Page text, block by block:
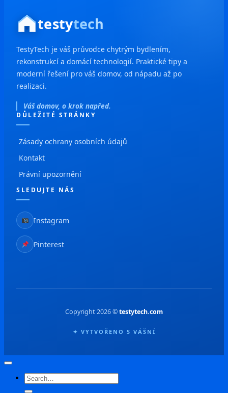
testytech
TestyTech je váš průvodce chytrým bydlením,
rekonstrukcí a domácí technologií. Praktické tipy a
moderní řešení pro váš domov, od nápadu až po
realizaci.
Váš domov, o krok napřed.
DŮLEŽITÉ STRÁNKY
Zásady ochrany osobních údajů
Kontakt
Právní upozornění
SLEDUJTE NÁS
Instagram
Pinterest
Copyright 2026 ©testytech.com
✦ VYTVOŘENO S VÁŠNÍ